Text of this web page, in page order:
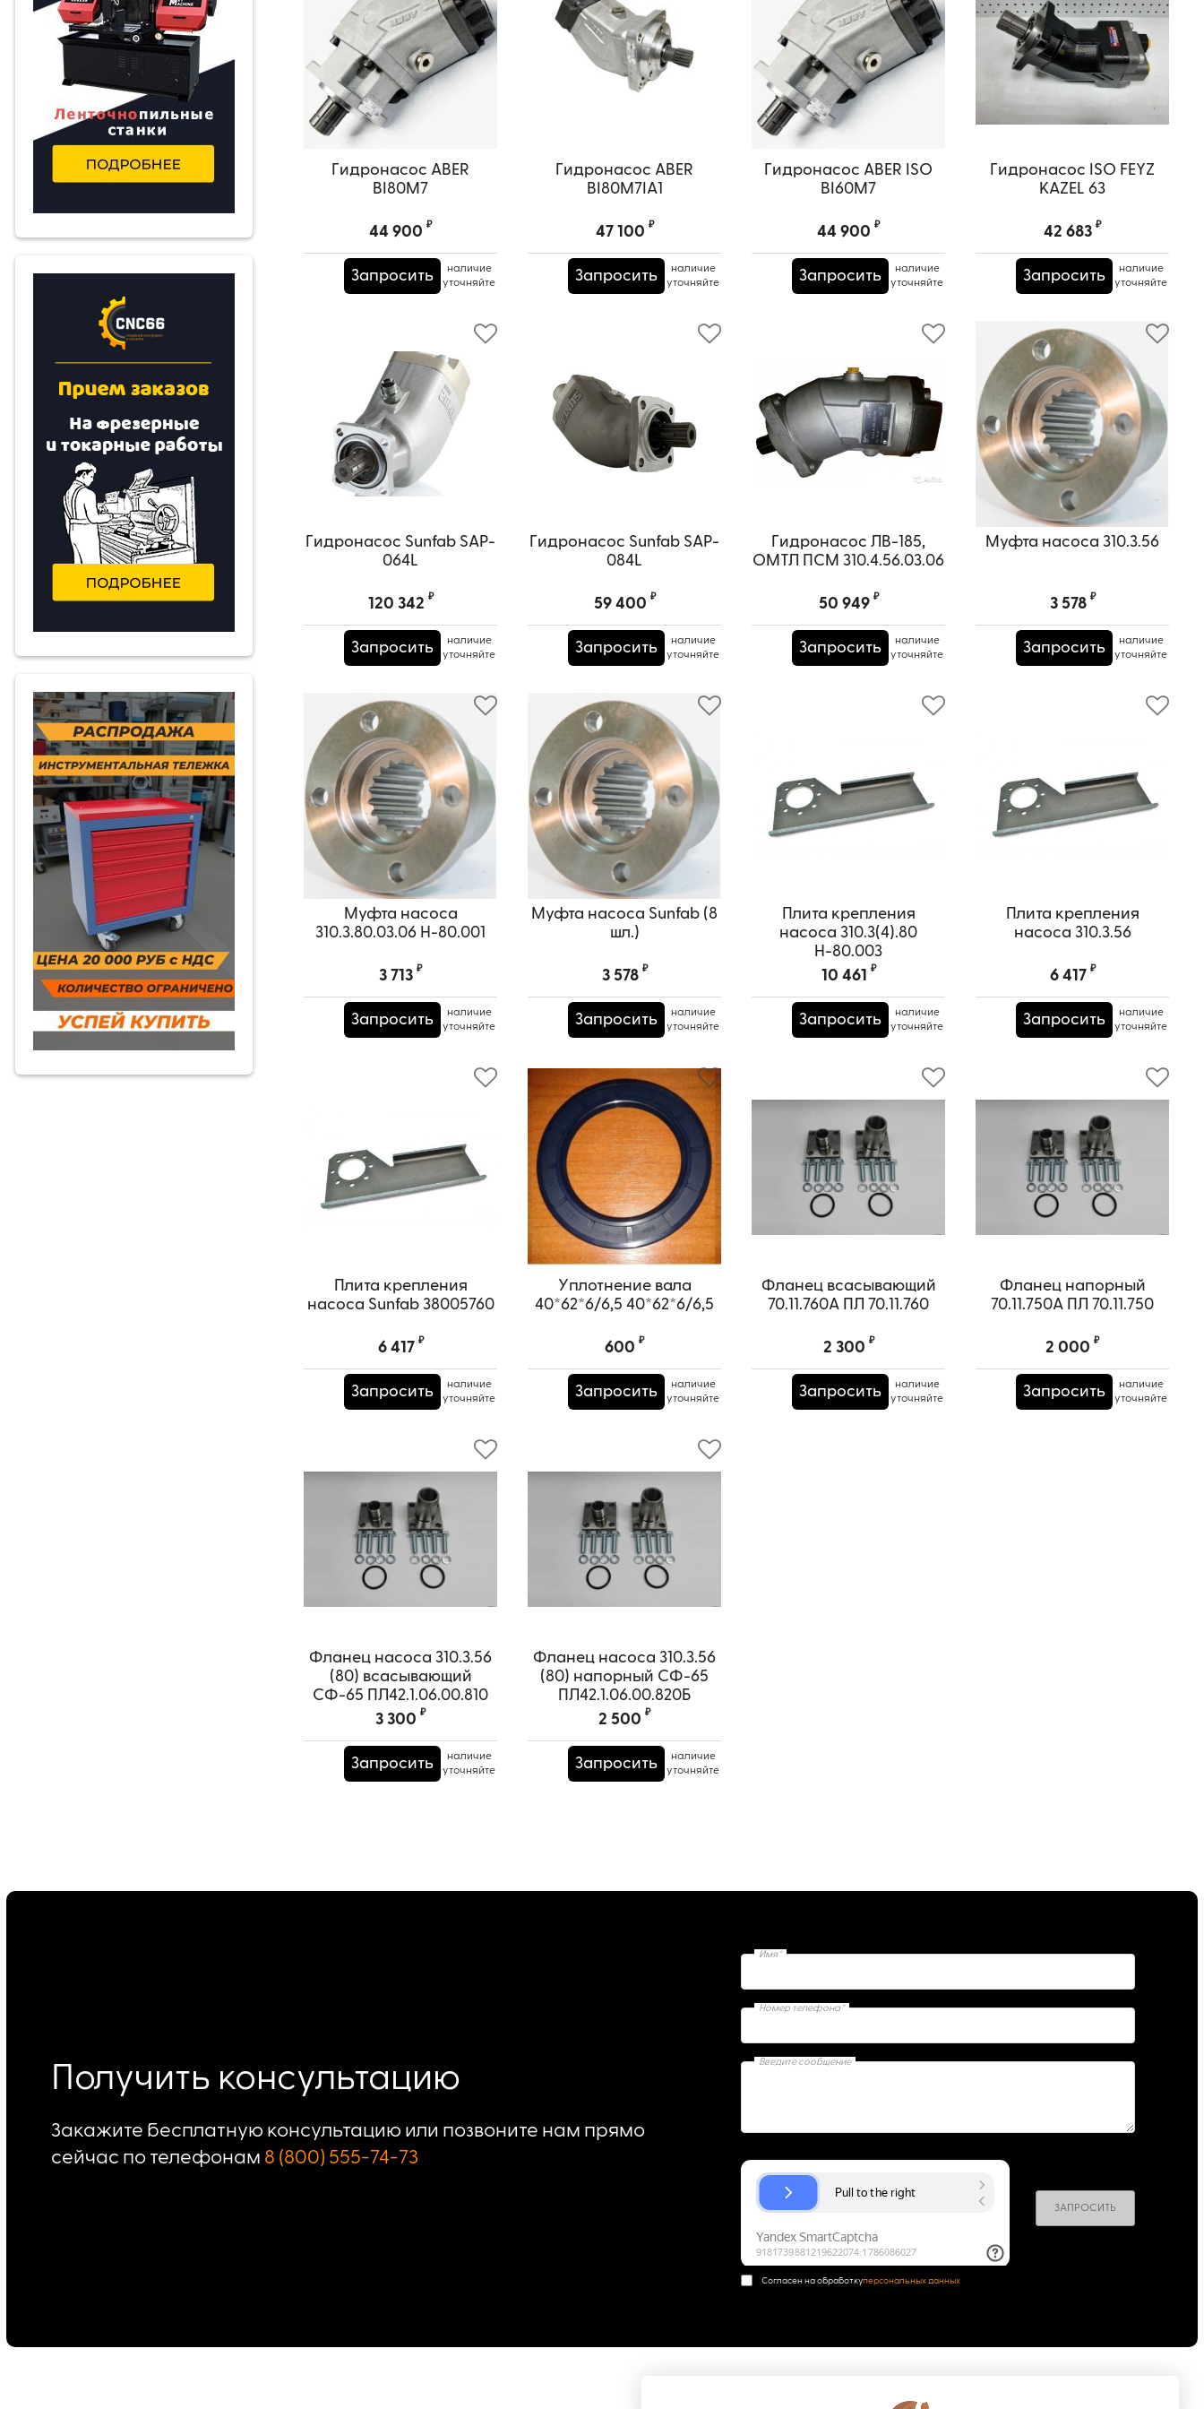
Гидронасос ABER
BI80M7
44 900 ₽
Запросить
наличие
уточняйте
Гидронасос ABER
BI80M7IA1
47 100 ₽
Запросить
наличие
уточняйте
Гидронасос ABER ISO
BI60M7
44 900 ₽
Запросить
наличие
уточняйте
Гидронасос ISO FEYZ
KAZEL 63
42 683 ₽
Запросить
наличие
уточняйте
Гидронасос Sunfab SAP-
064L
120 342 ₽
Запросить
наличие
уточняйте
Гидронасос Sunfab SAP-
084L
59 400 ₽
Запросить
наличие
уточняйте
Гидронасос ЛВ-185,
ОМТЛ ПСМ 310.4.56.03.06
50 949 ₽
Запросить
наличие
уточняйте
Муфта насоса 310.3.56
3 578 ₽
Запросить
наличие
уточняйте
Муфта насоса
310.3.80.03.06 Н-80.001
3 713 ₽
Запросить
наличие
уточняйте
Муфта насоса Sunfab (8
шл.)
3 578 ₽
Запросить
наличие
уточняйте
Плита крепления
насоса 310.3(4).80
Н-80.003
10 461
₽
Запросить
наличие
уточняйте
Плита крепления
насоса 310.3.56
6 417 ₽
Запросить
наличие
уточняйте
Плита крепления
насоса Sunfab 38005760
6 417 ₽
Запросить
наличие
уточняйте
Уплотнение вала
40*62*6/6,5 40*62*6/6,5
600 ₽
Запросить
наличие
уточняйте
Фланец всасывающий
70.11.760А ПЛ 70.11.760
2 300 ₽
Запросить
наличие
уточняйте
Фланец напopный
70.11.750А ПЛ 70.11.750
2 000 ₽
Запросить
наличие
уточняйте
Фланец насоса 310.3.56
(80) всасывающий
СФ-65 ПЛ42.1.06.00.810
3 300 ₽
Запросить
наличие
уточняйте
Фланец насоса 310.3.56
(80) напорный СФ-65
ПЛ42.1.06.00.820Б
2 500 ₽
Запросить
наличие
уточняйте
Получить консультацию
Закажите бесплатную консультацию или позвоните нам прямо
сейчас по телефонам 8 (800) 555-74-73
Имя*
Номер телефона*
Введите сообщение
ЗАПРОСИТЬ
Согласен на обработкуперсональных данных